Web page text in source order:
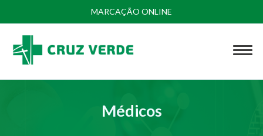
MARCAÇÃO ONLINE
Médicos